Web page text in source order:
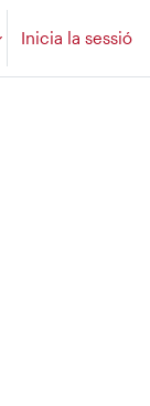
Inicia la sessió